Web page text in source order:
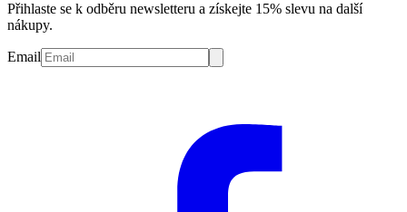
Přihlaste se k odběru newsletteru a získejte 15% slevu na další
nákupy.
Email